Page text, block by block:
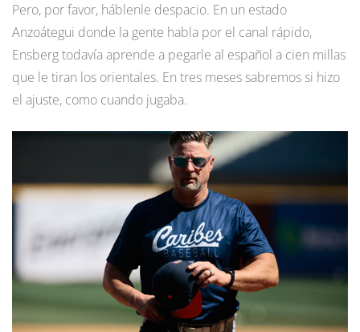
Pero, por favor, háblenle despacio. En un estado
Anzoátegui donde la gente habla por el canal rápido,
Ensberg todavía aprende a pegarle al español a cien millas
que le tiran los orientales. En tres meses sabremos si hizo
el ajuste, como cuando jugaba.